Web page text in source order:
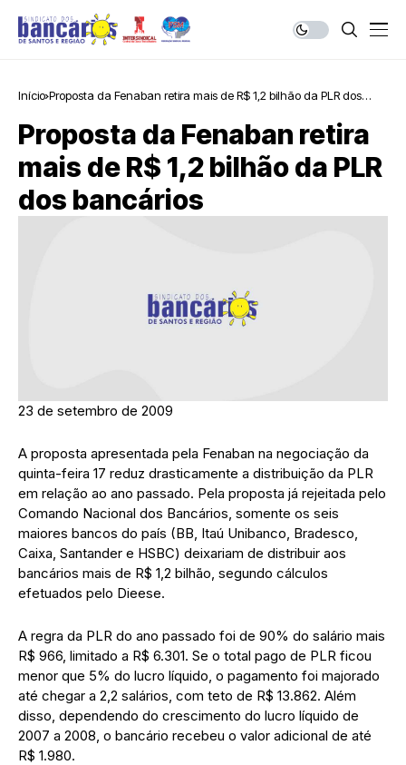
Início Proposta da Fenaban retira mais de R$ 1,2 bilhão da PLR dos
Proposta da Fenaban retira
mais de R$ 1,2 bilhão da PLR
dos bancários
23 de setembro de 2009
A proposta apresentada pela Fenaban na negociação da
quinta-feira 17 reduz drasticamente a distribuição da PLR
em relação ao ano passado. Pela proposta já rejeitada pelo
Comando Nacional dos Bancários, somente os seis
maiores bancos do país (BB, Itaú Unibanco, Bradesco,
Caixa, Santander e HSBC) deixariam de distribuir aos
bancários mais de R$ 1,2 bilhão, segundo cálculos
efetuados pelo Dieese.
A regra da PLR do ano passado foi de 90% do salário mais
R$ 966, limitado a R$ 6.301. Se o total pago de PLR ficou
menor que 5% do lucro líquido, o pagamento foi majorado
até chegar a 2,2 salários, com teto de R$ 13.862. Além
disso, dependendo do crescimento do lucro líquido de
2007 a 2008, o bancário recebeu o valor adicional de até
R$ 1.980.